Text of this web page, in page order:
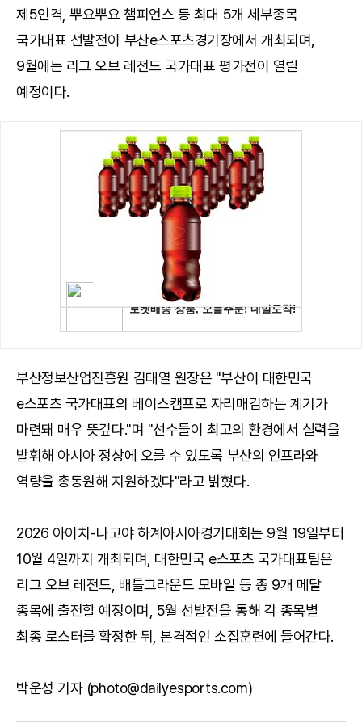
제5인격, 뿌요뿌요 챔피언스 등 최대 5개 세부종목
국가대표 선발전이 부산e스포츠경기장에서 개최되며,
9월에는 리그 오브 레전드 국가대표 평가전이 열릴
예정이다.
부산정보산업진흥원 김태열 원장은 "부산이 대한민국
e스포츠 국가대표의 베이스캠프로 자리매김하는 계기가
마련돼 매우 뜻깊다."며 "선수들이 최고의 환경에서 실력을
발휘해 아시아 정상에 오를 수 있도록 부산의 인프라와
역량을 총동원해 지원하겠다"라고 밝혔다.
2026 아이치-나고야 하계아시아경기대회는 9월 19일부터
10월 4일까지 개최되며, 대한민국 e스포츠 국가대표팀은
리그 오브 레전드, 배틀그라운드 모바일 등 총 9개 메달
종목에 출전할 예정이며, 5월 선발전을 통해 각 종목별
최종 로스터를 확정한 뒤, 본격적인 소집훈련에 들어간다.
박운성 기자 (photo@dailyesports.com)